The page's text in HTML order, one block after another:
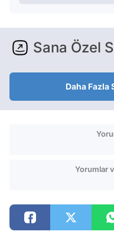
Sana Özel
Daha Fazla
Yorumlar